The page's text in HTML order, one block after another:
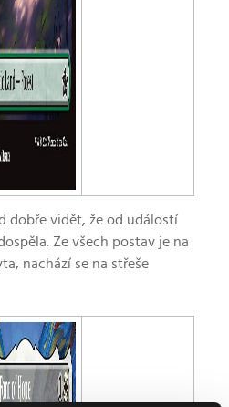
dobře vidět, že od událostí
Ze všech postav je na
nachází se na střeše